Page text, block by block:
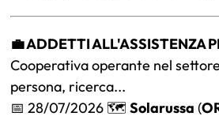
💼 ADDETTI ALL'ASSISTENZA
Cooperativa operante nel
persona, ricerca...
📅 28/07/2026 🗺️Solarussa (